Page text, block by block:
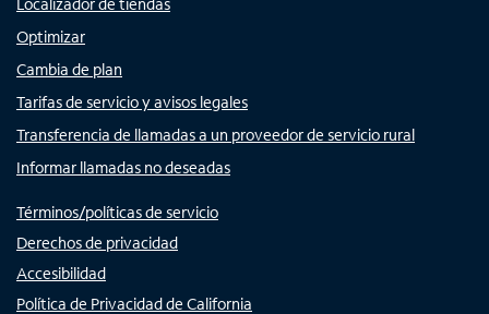
Localizador de tiendas
Optimizar
Cambia de plan
Tarifas de servicio y avisos legales
Transferencia de llamadas a un proveedor de servicio rural
Informar llamadas no deseadas
Términos/políticas de servicio
Derechos de privacidad
Accesibilidad
Política de Privacidad de California